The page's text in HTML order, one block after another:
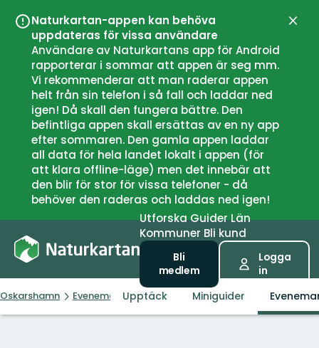
Naturkartan-appen kan behöva
uppdateras för vissa användare
Användare av Naturkartans app för Android
rapporterar i sommar att appen är seg mm.
Vi rekommenderar att man raderar appen
helt från sin telefon i så fall och laddar ned
igen! Då skall den fungera bättre. Den
befintliga appen skall ersättas av en ny app
efter sommaren. Den gamla appen laddar
all data för hela landet lokalt i appen (för
att klara offline-läge) men det innebär att
den blir för stor för vissa telefoner - då
behöver den raderas och laddas ned igen!
UtforskaGuiderLän
Kommuner Bli kund
Bli
medlem
Logga
in
Oskarshamn Evenemang Lin för livet
Upptäck Miniguider